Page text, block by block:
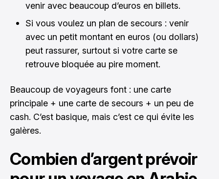
venir avec beaucoup d’euros en billets.
Si vous voulez un plan de secours : venir
avec un petit montant en euros (ou dollars)
peut rassurer, surtout si votre carte se
retrouve bloquée au pire moment.
Beaucoup de voyageurs font : une carte
principale + une carte de secours + un peu de
cash. C’est basique, mais c’est ce qui évite les
galères.
Combien d’argent prévoir